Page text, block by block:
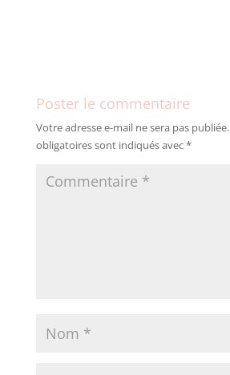
Poster le commentaire
Votre adresse e-mail ne sera pas publiée.
obligatoires sont indiqués avec*